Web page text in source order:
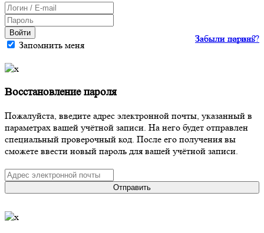
Войти
Запомнить меня
Забыли пароль?
Забыли логин?
Восстановление пароля
Пожалуйста, введите адрес электронной почты, указанный в
параметрах вашей учётной записи. На него будет отправлен
специальный проверочный код. После его получения вы
сможете ввести новый пароль для вашей учётной записи.
Отправить